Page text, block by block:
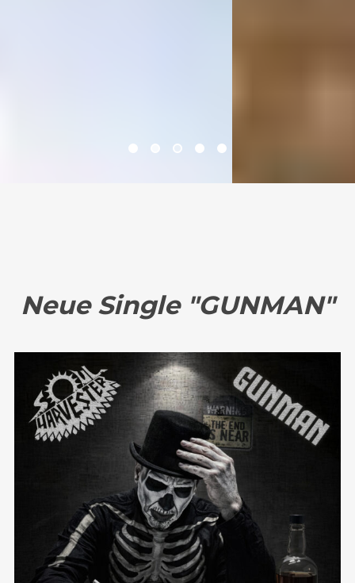
Neue Single "GUNMAN"